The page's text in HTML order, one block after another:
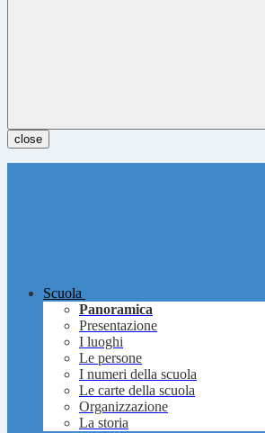
close
Scuola
Panoramica
Presentazione
I luoghi
Le persone
I numeri della scuola
Le carte della scuola
Organizzazione
La storia